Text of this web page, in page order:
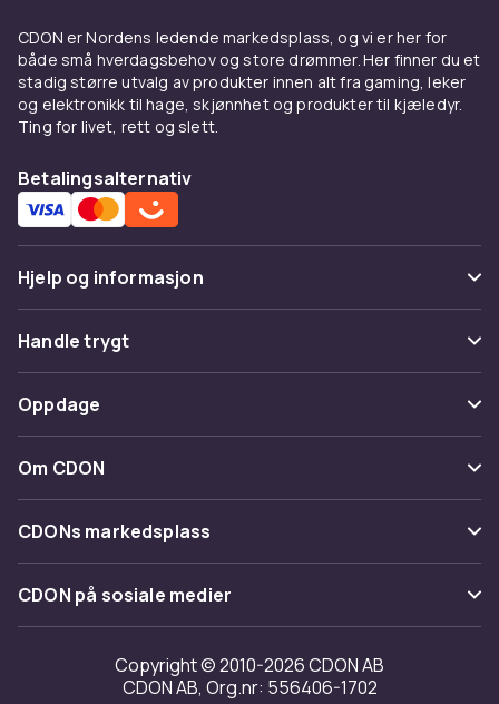
CDON er Nordens ledende markedsplass, og vi er her for
både små hverdagsbehov og store drømmer. Her finner du et
stadig større utvalg av produkter innen alt fra gaming, leker
og elektronikk til hage, skjønnhet og produkter til kjæledyr.
Ting for livet, rett og slett.
Betalingsalternativ
Hjelp og informasjon
Vanlige spørsmål
Spor pakke
Angre & returner her
Kontakt oss
Handle trygt
Betaling
Levering
Tilbakekallinger
Oppdage
Kategorier
Varemerker
Om CDON
Om oss
Kundeanmeldelser
Jobbe på CDON
Investor relations
CDONs markedsplass
Merchant Help Center
CDON på sosiale medier
Copyright © 2010-2026 CDON AB
CDON AB, Org.nr: 556406-1702